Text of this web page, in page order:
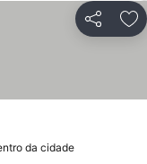
Partilhar
da cidade